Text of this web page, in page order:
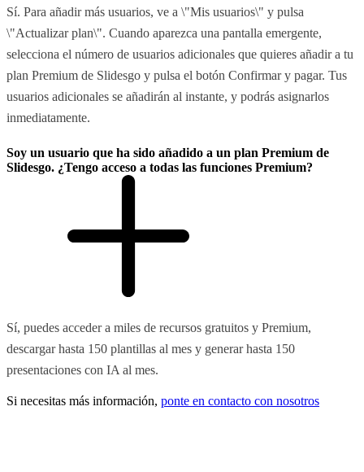
Sí. Para añadir más usuarios, ve a \"Mis usuarios\" y pulsa
\"Actualizar plan\". Cuando aparezca una pantalla emergente,
selecciona el número de usuarios adicionales que quieres añadir a tu
plan Premium de Slidesgo y pulsa el botón Confirmar y pagar. Tus
usuarios adicionales se añadirán al instante, y podrás asignarlos
inmediatamente.
Soy un usuario que ha sido añadido a un plan Premium de
Slidesgo. ¿Tengo acceso a todas las funciones Premium?
Sí, puedes acceder a miles de recursos gratuitos y Premium,
descargar hasta 150 plantillas al mes y generar hasta 150
presentaciones con IA al mes.
Si necesitas más información, ponte en contacto con nosotros